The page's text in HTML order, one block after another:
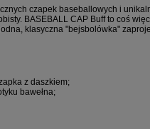
czapek baseballowych i
BASEBALL CAP Buff to coś
klasyczna "bejsbolówka"
z daszkiem;
bawełna;